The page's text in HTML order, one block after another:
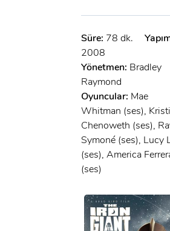
Süre: 78 dk.
2008
Yönetmen: Bradley
Raymond
Oyuncular: Mae
Whitman (ses),
Chenoweth (ses),
Symoné (ses), Lucy
(ses), America
(ses)